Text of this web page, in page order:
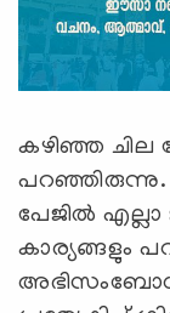
കഴിഞ്ഞ ചില
പറഞ്ഞിരുന്നു.
പേജില്‍ എല്ലാ
കാര്യങ്ങളും